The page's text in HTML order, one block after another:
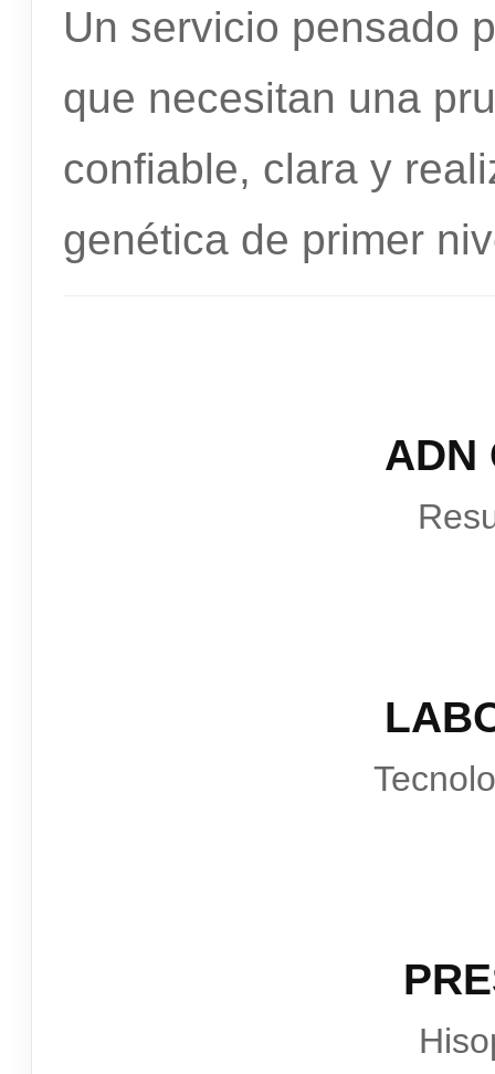
Un servicio pensado
que necesitan una
confiable, clara y
genética de primer
ADN